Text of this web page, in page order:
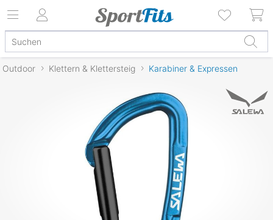
Outdoor Klettern & Klettersteig Karabiner & Expressen